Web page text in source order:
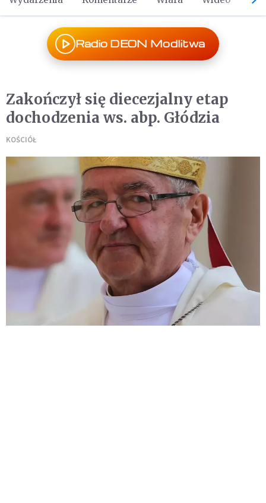
Radio DEON Modlitwa
Zakończył się diecezjalny etap
dochodzenia ws. abp. Głódzia
KOŚCIÓŁ